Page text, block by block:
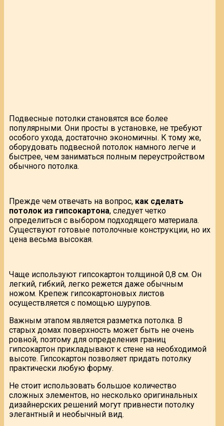
Подвесные потолки становятся все более
популярными. Они просты в установке, не требуют
особого ухода, достаточно экономичны. К тому же,
оборудовать подвесной потолок намного легче и
быстрее, чем заниматься полным переустройством
обычного потолка.
Прежде чем отвечать на вопрос, как сделать
потолок из гипсокартона, следует четко
определиться с выбором подходящего материала.
Существуют готовые потолочные конструкции, но их
цена весьма высокая.
Чаще используют гипсокартон толщиной 0,8 см. Он
легкий, гибкий, легко режется даже обычным
ножом. Крепеж гипсокартоновых листов
осуществляется с помощью шурупов.
Важным этапом является разметка потолка. В
старых домах поверхность может быть не очень
ровной, поэтому для определения границ
гипсокартон прикладывают к стене на необходимой
высоте. Гипсокартон позволяет придать потолку
практически любую форму.
Не стоит использовать большое количество
сложных элементов, но несколько оригинальных
дизайнерских решений могут привнести потолку
элегантный и необычный вид.